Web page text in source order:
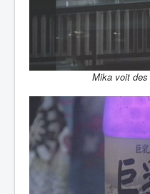
Mika voit